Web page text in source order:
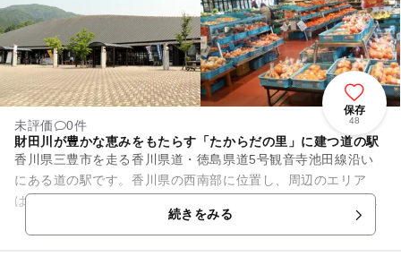
保存
48
未評価
0件
財田川が豊かな恵みをもたらす「たからだの里」に建つ道の駅
香川県三豊市を走る香川県道・徳島県道5号観音寺池田線沿い
にある道の駅です。香川県の西南部に位置し、周辺のエリア
は、古くから財田川が豊かな恵みをもたらす「たからだの里」
と呼ばれてきました。敷地内に...
続きをみる